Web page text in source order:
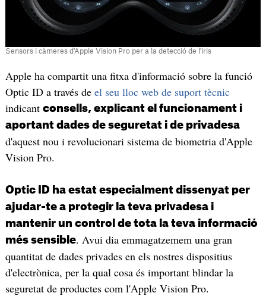
Sensors i càmeres d'Apple Vision Pro per a la detecció de l'iris
Apple ha compartit una fitxa d'informació sobre la funció
Optic ID a través de el seu lloc web de suport tècnic
indicant consells, explicant el funcionament i
aportant dades de seguretat i de privadesa
d'aquest nou i revolucionari sistema de biometria d'Apple
Vision Pro.
Optic ID ha estat especialment dissenyat per
ajudar-te a protegir la teva privadesa i
mantenir un control de tota la teva informació
més sensible. Avui dia emmagatzemem una gran
quantitat de dades privades en els nostres dispositius
d'electrònica, per la qual cosa és important blindar la
seguretat de productes com l'Apple Vision Pro.